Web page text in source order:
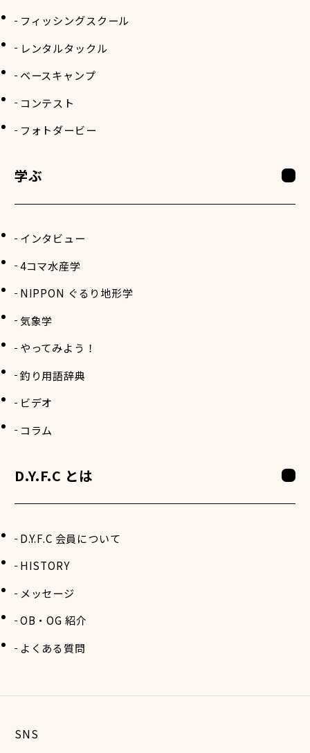
フィッシングスクール
レンタルタックル
ベースキャンプ
コンテスト
フォトダービー
学ぶ
インタビュー
4コマ水産学
NIPPON ぐるり地形学
気象学
やってみよう！
釣り用語辞典
ビデオ
コラム
D.Y.F.C とは
D.Y.F.C 会員について
HISTORY
メッセージ
OB・OG 紹介
よくある質問